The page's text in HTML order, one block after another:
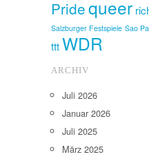
Pridequeer
Salzburger Festspiele Sao
tttWDR
ARCHIV
Juli 2026
Januar 2026
Juli 2025
März 2025